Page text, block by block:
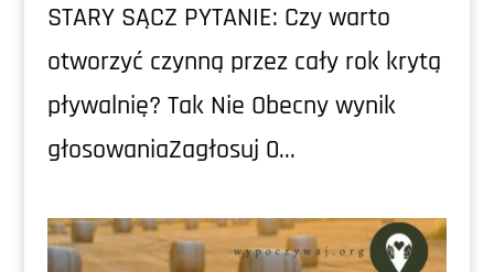
STARY SĄCZ PYTANIE: Czy warto
otworzyć czynną przez cały rok krytą
pływalnię? Tak Nie Obecny wynik
głosowaniaZagłosuj 0...